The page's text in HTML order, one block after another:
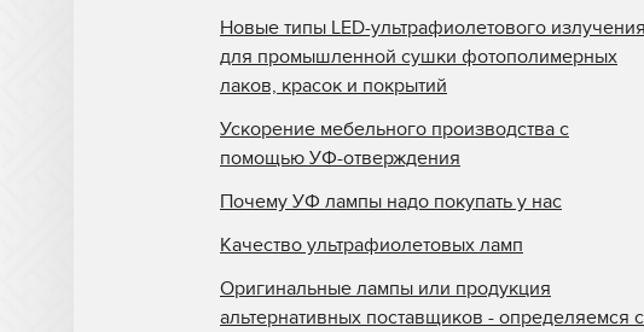
Новые типы LED-ультрафиолетового излучения
для промышленной сушки фотополимерных
лаков, красок и покрытий
Ускорение мебельного производства с
помощью УФ-отверждения
Почему УФ лампы надо покупать у нас
Качество ультрафиолетовых ламп
Оригинальные лампы или продукция
альтернативных поставщиков - определяемся с